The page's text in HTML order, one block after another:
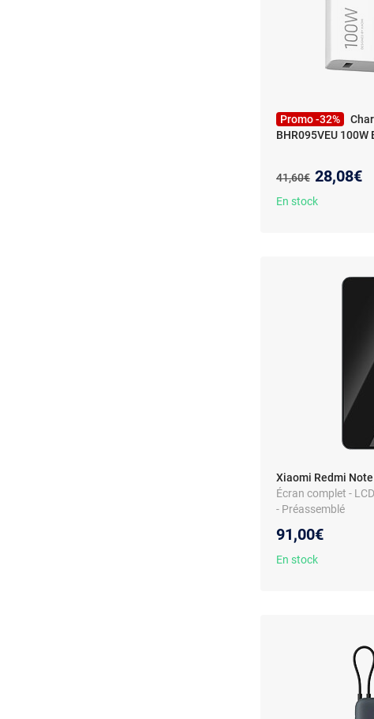
Promo -32%
BHR095VEU 100W
Ancien prix :
41,60€ 28,08€
En stock
Xiaomi Redmi
Écran complet -
- Préassemblé
91,00€
En stock